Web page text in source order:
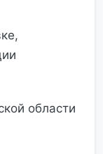
области